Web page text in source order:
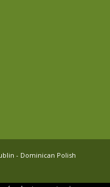
- Dominican Polish